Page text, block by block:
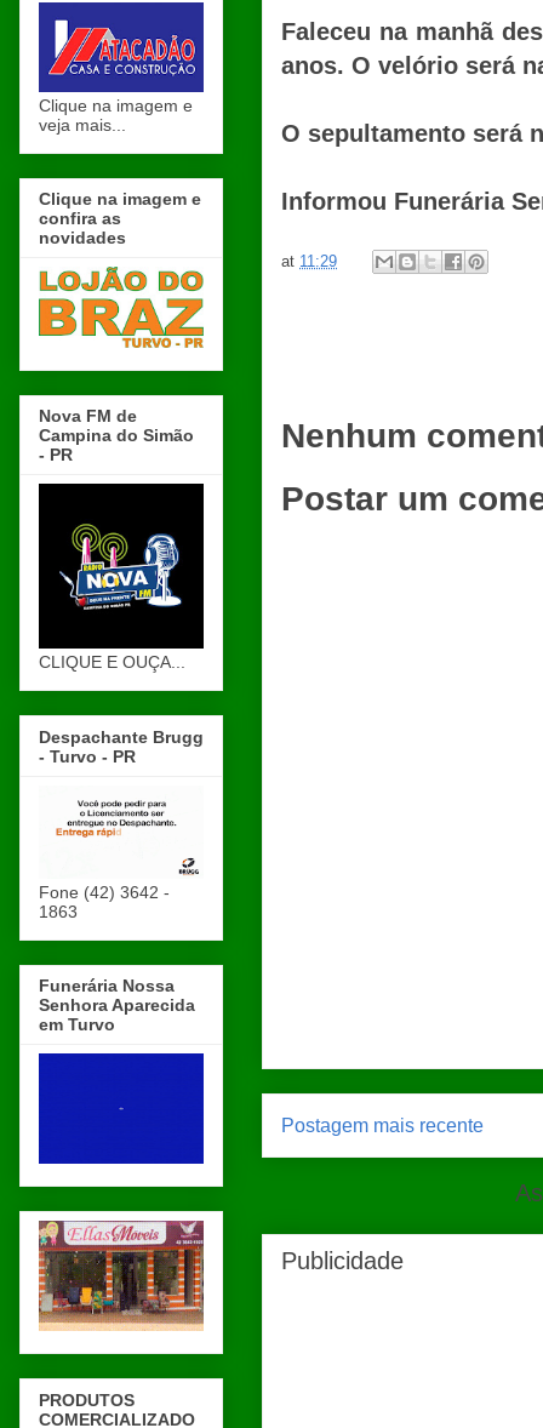
Faleceu na manhã
anos. O velório será
O sepultamento será
Informou Funerária
at 11:29
Nenhum
Postar um
Postagem mais recente
Publicidade
Clique na imagem e
veja mais...
Clique na imagem e
confira as
novidades
Nova FM de
Campina do Simão
- PR
CLIQUE E OUÇA...
Despachante Brugg
- Turvo - PR
Fone (42) 3642 -
1863
Funerária Nossa
Senhora Aparecida
em Turvo
PRODUTOS
COMERCIALIZADO